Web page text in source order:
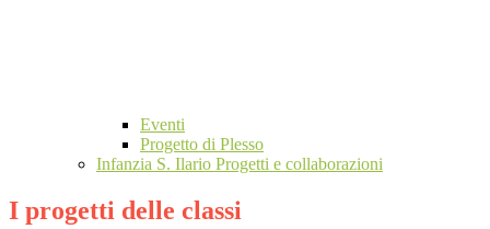
Eventi
Progetto di Plesso
Infanzia S. Ilario Progetti e collaborazioni
I progetti delle classi